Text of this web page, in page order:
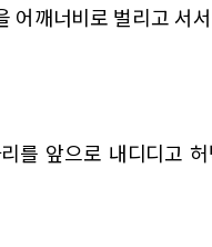
어깨너비로 벌리고 서
를 앞으로 내디디고